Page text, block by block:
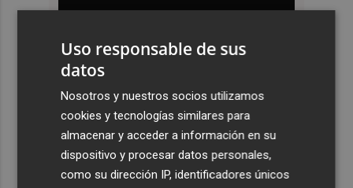
Uso responsable de sus
datos
Nosotros y nuestros socios utilizamos
cookies y tecnologías similares para
almacenar y acceder a información en su
dispositivo y procesar datos personales,
como su dirección IP, identificadores únicos